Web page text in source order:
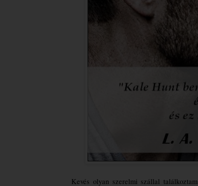
Kevés olyan szerelmi szállal